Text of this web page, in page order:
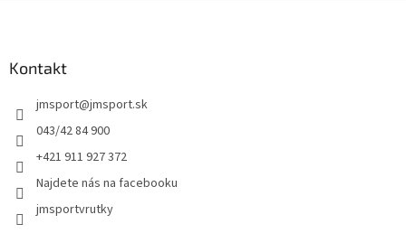
Kontakt
jmsport@jmsport.sk
043/42 84 900
+421 911 927 372
Najdete nás na facebooku
jmsportvrutky